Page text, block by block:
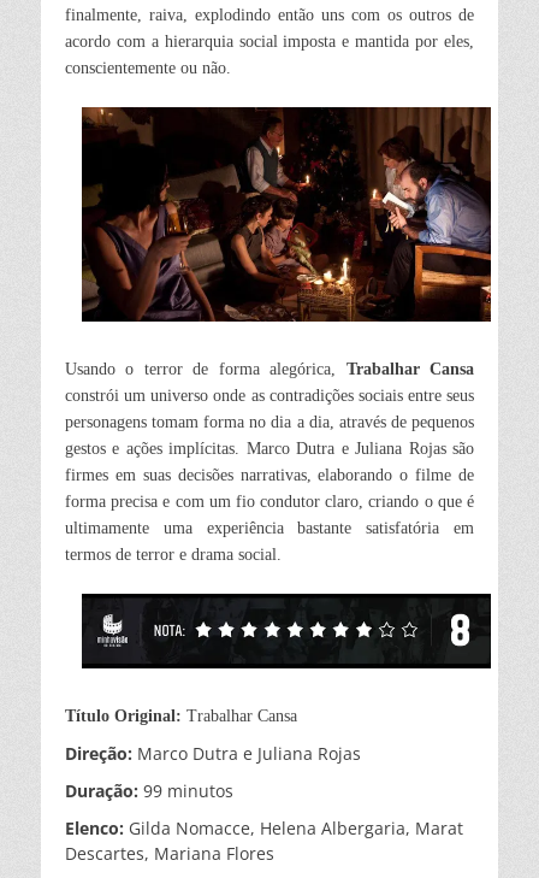
finalmente, raiva, explodindo então uns com os outros de
acordo com a hierarquia social imposta e mantida por eles,
conscientemente ou não.
Usando o terror de forma alegórica, Trabalhar Cansa
constrói um universo onde as contradições sociais entre seus
personagens tomam forma no dia a dia, através de pequenos
gestos e ações implícitas. Marco Dutra e Juliana Rojas são
firmes em suas decisões narrativas, elaborando o filme de
forma precisa e com um fio condutor claro, criando o que é
ultimamente uma experiência bastante satisfatória em
termos de terror e drama social.
Título Original: Trabalhar Cansa
Direção: Marco Dutra e Juliana Rojas
Duração: 99 minutos
Elenco: Gilda Nomacce, Helena Albergaria, Marat
Descartes, Mariana Flores